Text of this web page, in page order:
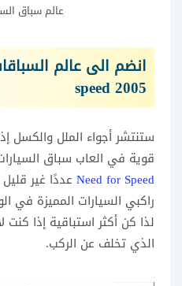
عالم سباق
speed 2005
ستنتشر أجواء الملل والكسل
قوية في العاب سباق
Need for Speed عددًا غير
راكبي السيارات المميزة في
لذا كن أكثر استباقية إذا
الذي تخلف عن الركب.